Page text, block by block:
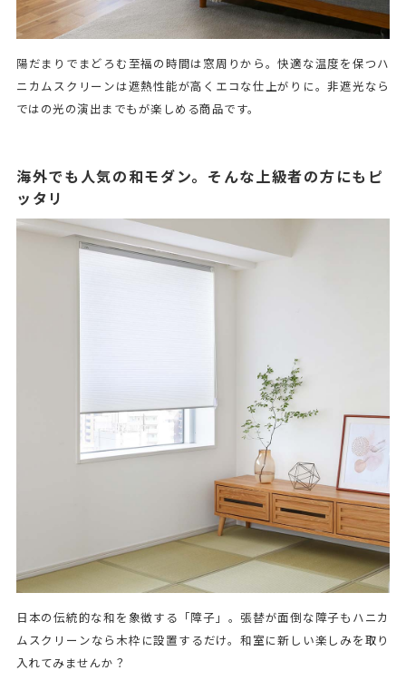
陽だまりでまどろむ至福の時間は窓周りから。快適な温度を保つハ
ニカムスクリーンは遮熱性能が高くエコな仕上がりに。非遮光なら
ではの光の演出までもが楽しめる商品です。
海外でも人気の和モダン。そんな上級者の方にもピ
ッタリ
日本の伝統的な和を象徴する「障子」。張替が面倒な障子もハニカ
ムスクリーンなら木枠に設置するだけ。和室に新しい楽しみを取り
入れてみませんか？